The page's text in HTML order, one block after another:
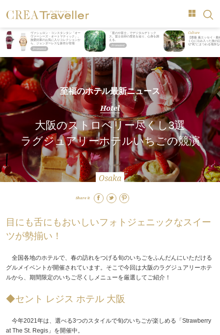
ヴァシュロン・コンスタンタン「オー
ヴァーシーズ・オートマティック」。
旅愛好家のお気に入りコレクションか
ら、ジェンダーレスな新作が登場
「星のや富士」でデジタルデトック
ス。冨士信仰の歴史を辿り、心身を調
える。
Culture
【齋藤 薫エッセイ・最
く心に沁み入った旅の
ぜ“死”にまつわる場所
至福のホテル最新ニュース
Hotel
大阪のストロベリー尽くし3選
ラグジュアリーホテルいちごの競演
Osaka
Share it
目にも舌にもおいしいフォトジェニックなスイー
ツが勢揃い！
全国各地のホテルで、春の訪れをつげる旬のいちごをふんだんにいただける
グルメイベントが開催されています。そこで今回は大阪のラグジュアリーホテ
ルから、期間限定のいちご尽くしメニューを厳選してご紹介！
◆セント レジス ホテル 大阪
今年2021年は、選べる3つのスタイルで旬のいちごが楽しめる「Strawberry
at The St. Regis」を開催中。